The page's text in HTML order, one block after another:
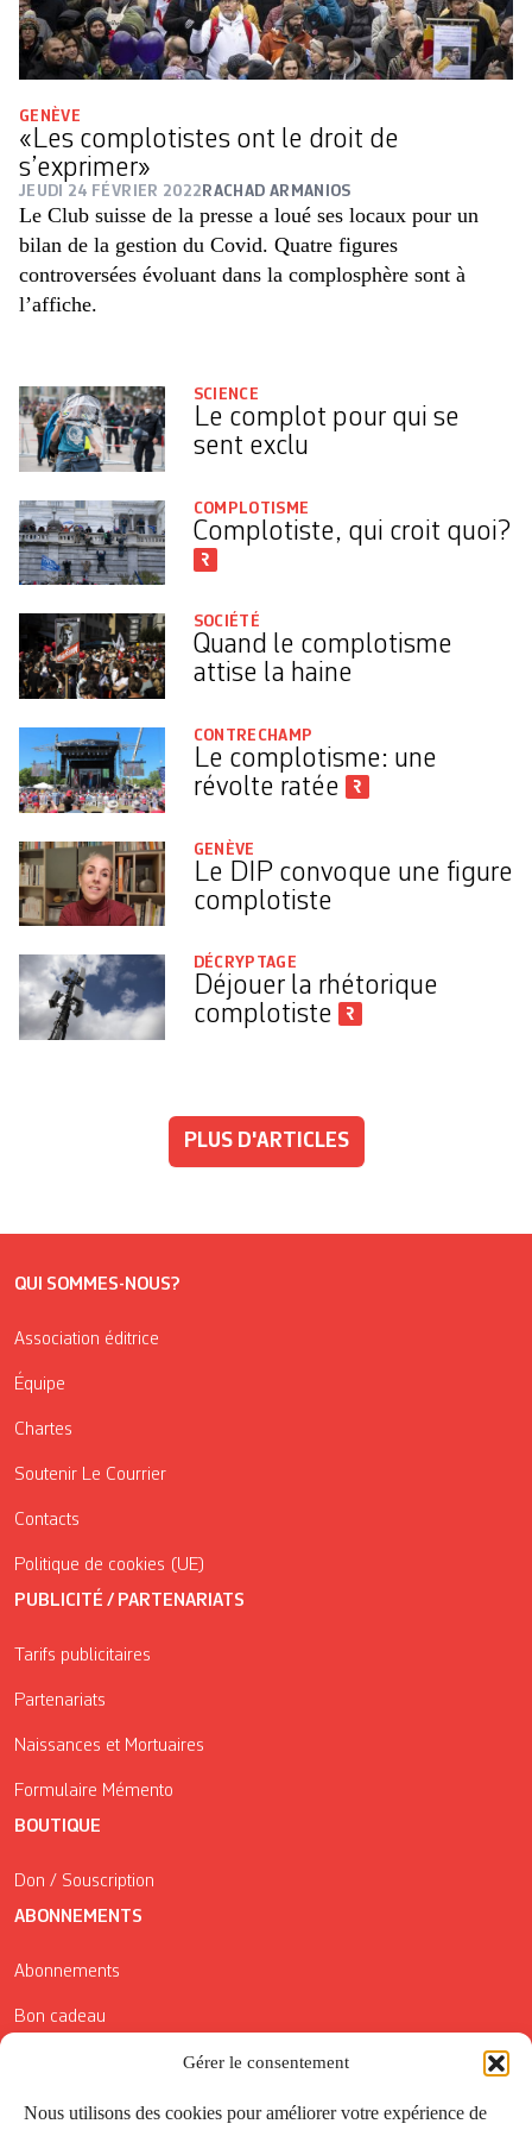
Gérer le consentement
Nous utilisons des cookies pour améliorer votre expérience de
GENÈVE
«Les complotistes ont le droit de
s’exprimer»
JEUDI 24 FÉVRIER 2022 RACHAD ARMANIOS
Le Club suisse de la presse a loué ses locaux pour un
bilan de la gestion du Covid. Quatre figures
controversées évoluant dans la complosphère sont à
l’affiche.
SCIENCE
Le complot pour qui se
sent exclu
COMPLOTISME
Complotiste, qui croit quoi?
SOCIÉTÉ
Quand le complotisme
attise la haine
CONTRECHAMP
Le complotisme: une
révolte ratée
GENÈVE
Le DIP convoque une figure
complotiste
DÉCRYPTAGE
Déjouer la rhétorique
complotiste
PLUS D'ARTICLES
QUI SOMMES-NOUS?
Association éditrice
Équipe
Chartes
Soutenir Le Courrier
Contacts
Politique de cookies (UE)
PUBLICITÉ / PARTENARIATS
Tarifs publicitaires
Partenariats
Naissances et Mortuaires
Formulaire Mémento
BOUTIQUE
Don / Souscription
ABONNEMENTS
Abonnements
Bon cadeau
Conditions générales de vente
Réductions de la Carte Côté Courrier